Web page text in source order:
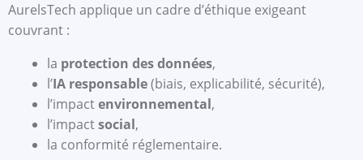
AurelsTech applique un cadre d’éthique exigeant
couvrant :
la protection des données,
l’IA responsable(biais, explicabilité, sécurité),
l’impactenvironnemental,
l’impactsocial,
la conformité réglementaire.